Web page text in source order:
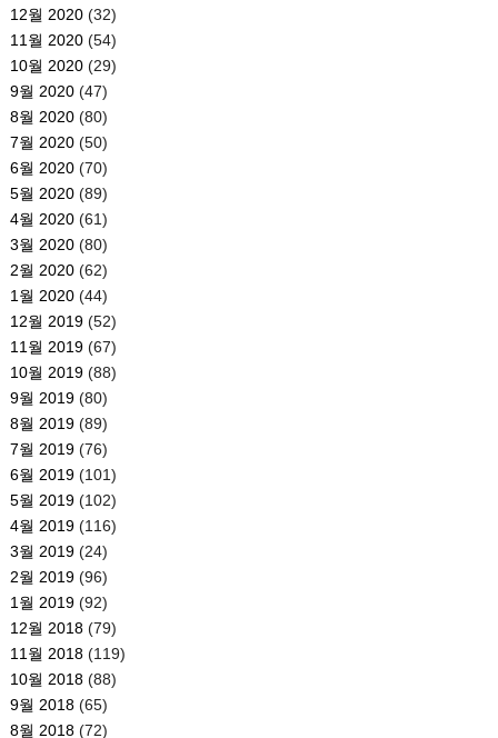
12월 2020(32)
11월 2020(54)
10월 2020(29)
9월 2020(47)
8월 2020(80)
7월 2020(50)
6월 2020(70)
5월 2020(89)
4월 2020(61)
3월 2020(80)
2월 2020(62)
1월 2020(44)
12월 2019(52)
11월 2019(67)
10월 2019(88)
9월 2019(80)
8월 2019(89)
7월 2019(76)
6월 2019(101)
5월 2019(102)
4월 2019(116)
3월 2019(24)
2월 2019(96)
1월 2019(92)
12월 2018(79)
11월 2018(119)
10월 2018(88)
9월 2018(65)
8월 2018(72)